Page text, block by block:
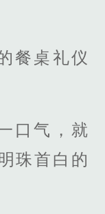
餐桌礼仪
口气，就
珠首白的